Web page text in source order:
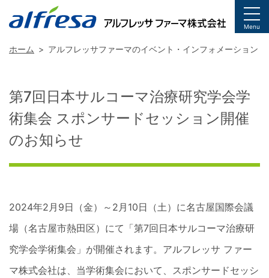
Menu
ホーム アルフレッサファーマのイベント・インフォメーション
第7回日本サルコーマ治療研究学会学
術集会 スポンサードセッション開催
のお知らせ
2024年2月9日（金）～2月10日（土）に名古屋国際会議
場（名古屋市熱田区）にて「第7回日本サルコーマ治療研
究学会学術集会」が開催されます。アルフレッサ ファー
マ株式会社は、当学術集会において、スポンサードセッシ